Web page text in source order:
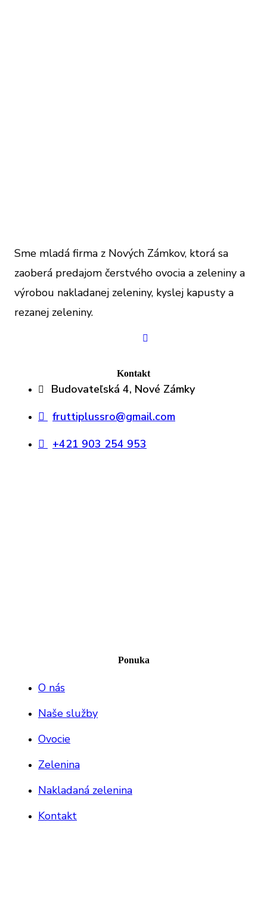
Sme mladá firma z Nových Zámkov, ktorá sa
zaoberá predajom čerstvého ovocia a zeleniny a
výrobou nakladanej zeleniny, kyslej kapusty a
rezanej zeleniny.
Kontakt
Budovateľská 4, Nové Zámky
fruttiplussro@gmail.com
+421 903 254 953
Ponuka
O nás
Naše služby
Ovocie
Zelenina
Nakladaná zelenina
Kontakt